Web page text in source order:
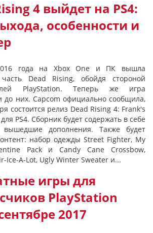
4 выйдет на PS4:
особенности и
года на Xbox One и ПК вышла
часть Dead Rising, обойдя стороной
PlayStation. Теперь же игра
до них. Capcom официально сообщила,
состоится релиз Dead Rising 4: Frank's
PS4. Сборник будет содержать в себе
дополнения. Также будет
набор одежды Street Fighter, My
Pack и Candy Cane Crossbow,
Ice-A-Lot, Ugly Winter Sweater и...
игры для
PlayStation
2017